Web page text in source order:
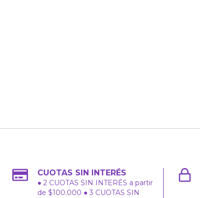
CUOTAS SIN INTERÉS
● 2 CUOTAS SIN INTERÉS a partir
de $100.000 ● 3 CUOTAS SIN